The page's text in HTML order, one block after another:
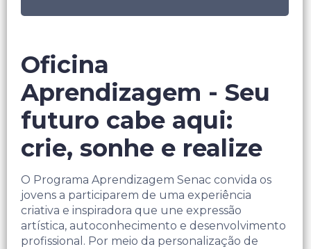
Oficina
Aprendizagem - Seu
futuro cabe aqui:
crie, sonhe e realize
O Programa Aprendizagem Senac convida os
jovens a participarem de uma experiência
criativa e inspiradora que une expressão
artística, autoconhecimento e desenvolvimento
profissional. Por meio da personalização de